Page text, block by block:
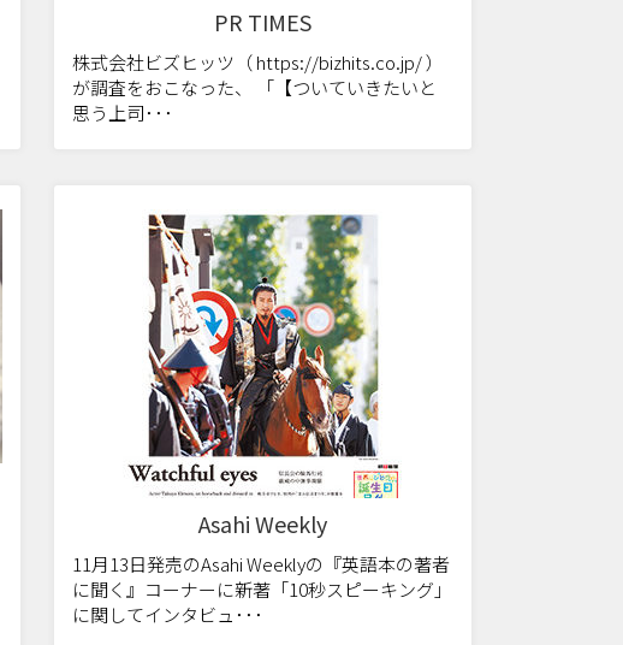
PR TIMES
株式会社ビズヒッツ（ https://bizhits.co.jp/ ）
が調査をおこなった、 「【ついていきたいと
思う上司･･･
Asahi Weekly
11月13日発売のAsahi Weeklyの『英語本の著者
に聞く』コーナーに新著「10秒スピーキング」
に関してインタビュ･･･